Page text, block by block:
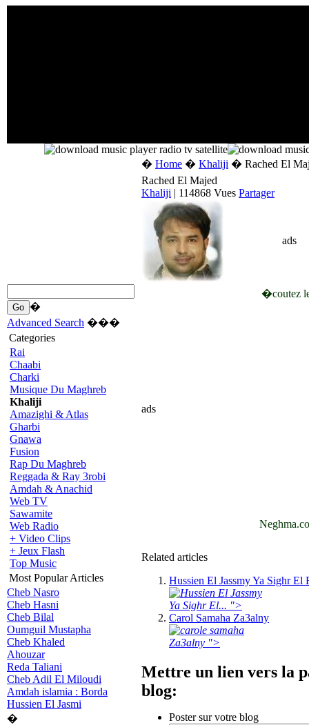
�
Advanced Search ���
Categories
Rai
Chaabi
Charki
Musique Du Maghreb
Khaliji
Amazighi & Atlas
Gharbi
Gnawa
Fusion
Rap Du Maghreb
Reggada & Ray 3robi
Amdah & Anachid
Web TV
Sawamite
Web Radio
+ Video Clips
+ Jeux Flash
Top Music
Most Popular Articles
Cheb Nasro
Cheb Hasni
Cheb Bilal
Oumguil Mustapha
Cheb Khaled
Ahouzar
Reda Taliani
Cheb Adil El Miloudi
Amdah islamia : Borda
Hussien El Jasmi
�
� Home � Khaliji � Rached El
Rached El Majed
Khaliji | 114868 Vues Partager
ads
�coutez
ads
Related articles
Hussien El Jassmy Ya Sighr El
Ya Sighr El... ">
Carol Samaha Za3alny
Za3alny ">
Mettre un lien vers la
blog:
Poster sur votre blog